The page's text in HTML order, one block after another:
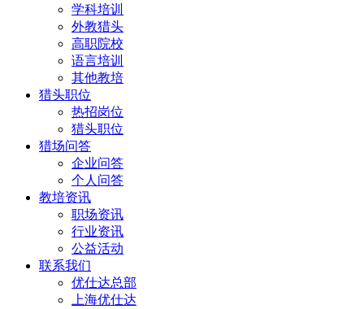
学科培训
外教猎头
高职院校
语言培训
其他教培
猎头职位
热招岗位
猎头职位
猎场问答
企业问答
个人问答
教培资讯
职场资讯
行业资讯
公益活动
联系我们
优仕达总部
上海优仕达